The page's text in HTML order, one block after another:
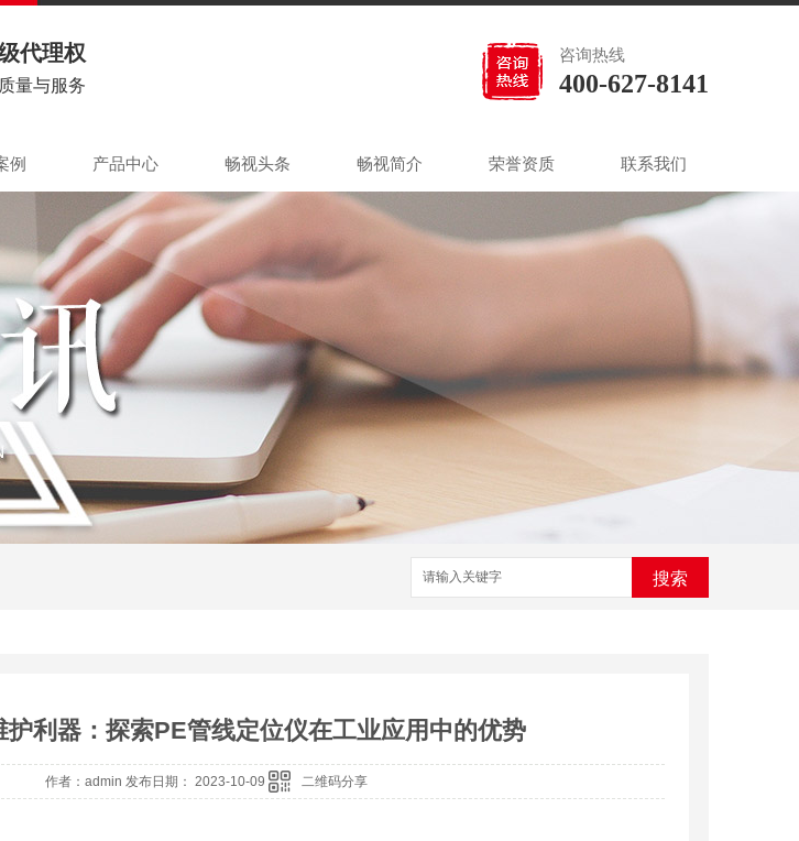
代理权
量与服务
咨询热线
400-627-8141
例 产品中心 畅视头条 畅视简介 荣誉资质 联系我们
搜索
护利器：探索PE管线定位仪在工业应用中的优势
作者：admin 发布日期： 2023-10-09 二维码分享